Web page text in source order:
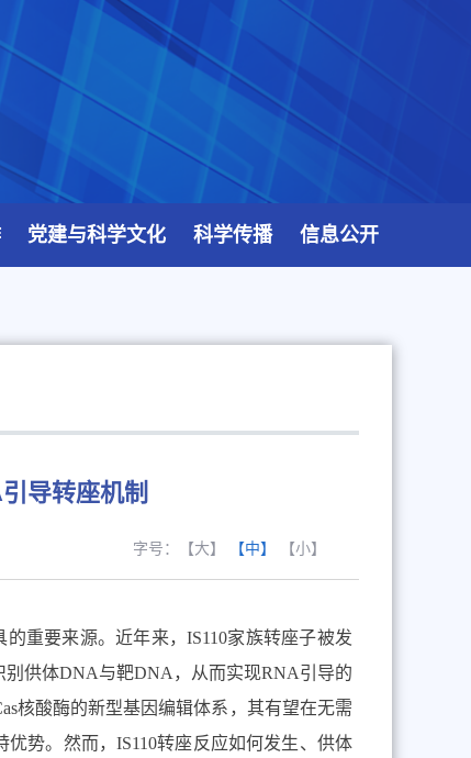
党建与科学文化 科学传播 信息公开
导转座机制
字号： 【大】 【中】 【小】
的重要来源。近年来，IS110家族转座子被发
别供体DNA与靶DNA ，从而实现RNA引导的
核酸酶的新型基因编辑体系，其有望在无需
优势。然而，IS110转座反应如何发生、供体